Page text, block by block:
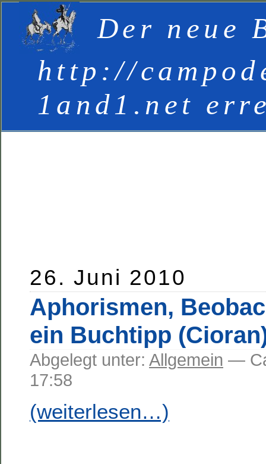
Der neue
http://
1and1.net
26. Juni 2010
Aphorismen,
ein Buchtipp
Abgelegt unter: Allgemein —
17:58
(weiterlesen…)